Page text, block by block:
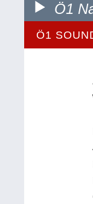
Ö1
Ö1